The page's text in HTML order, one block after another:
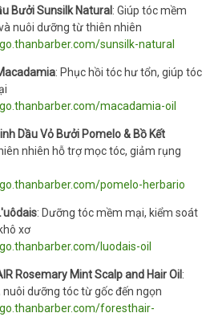
Bưởi Sunsilk Natural: Giúp tóc mềm
nuôi dưỡng từ thiên nhiên
sunsilk-natural
: Phục hồi tóc hư tổn, giúp tóc
macadamia-oil
Dầu Vỏ Bưởi Pomelo & Bồ Kết
nhiên hỗ trợ mọc tóc, giảm rụng
pomelo-herbario
: Dưỡng tóc mềm mại, kiểm soát
xơ
luodais-oil
Rosemary Mint Scalp and Hair Oil:
nuôi dưỡng tóc từ gốc đến ngọn
foresthair-